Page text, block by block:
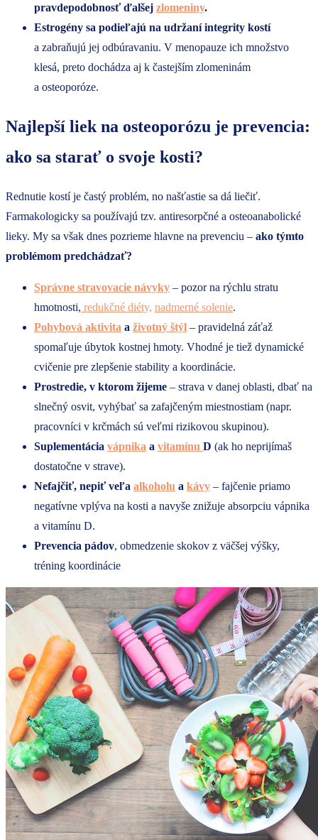
pravdepodobnosť ďalšej zlomeniny.
Estrogény sa podieľajú na udržaní integrity kostí
a zabraňujú jej odbúravaniu. V menopauze ich množstvo
klesá, preto dochádza aj k častejším zlomeninám
a osteoporóze.
Najlepší liek na osteoporózu je prevencia:
ako sa starať o svoje kosti?
Rednutie kostí je častý problém, no našťastie sa dá liečiť.
Farmakologicky sa používajú tzv. antiresorpčné a osteoanabolické
lieky. My sa však dnes pozrieme hlavne na prevenciu – ako týmto
problémom predchádzať?
Správne stravovacie návyky – pozor na rýchlu stratu
hmotnosti, redukčné diéty, nadmerné solenie.
Pohybová aktivita a životný štýl – pravidelná záťaž
spomaľuje úbytok kostnej hmoty. Vhodné je tiež dynamické
cvičenie pre zlepšenie stability a koordinácie.
Prostredie, v ktorom žijeme – strava v danej oblasti, dbať na
slnečný osvit, vyhýbať sa zafajčeným miestnostiam (napr.
pracovníci v krčmách sú veľmi rizikovou skupinou).
Suplementácia vápnika a vitamínu D (ak ho neprijímaš
dostatočne v strave).
Nefajčiť, nepiť veľa alkoholu a kávy – fajčenie priamo
negatívne vplýva na kosti a navyše znižuje absorpciu vápnika
a vitamínu D.
Prevencia pádov, obmedzenie skokov z väčšej výšky,
tréning koordinácie